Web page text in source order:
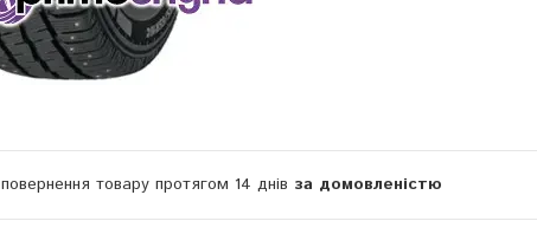
повернення товару протягом 14 днів за домовленістю